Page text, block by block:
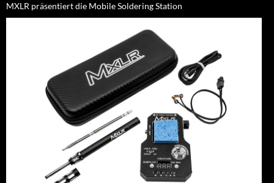
MXLR präsentiert die Mobile Soldering Station